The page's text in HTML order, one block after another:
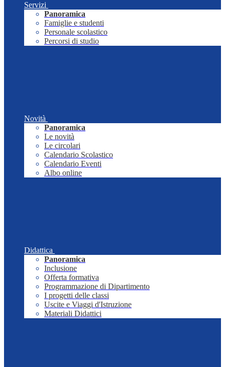
Servizi
Panoramica
Famiglie e studenti
Personale scolastico
Percorsi di studio
Novità
Panoramica
Le novità
Le circolari
Calendario Scolastico
Calendario Eventi
Albo online
Didattica
Panoramica
Inclusione
Offerta formativa
Programmazione di Dipartimento
I progetti delle classi
Uscite e Viaggi d'Istruzione
Materiali Didattici